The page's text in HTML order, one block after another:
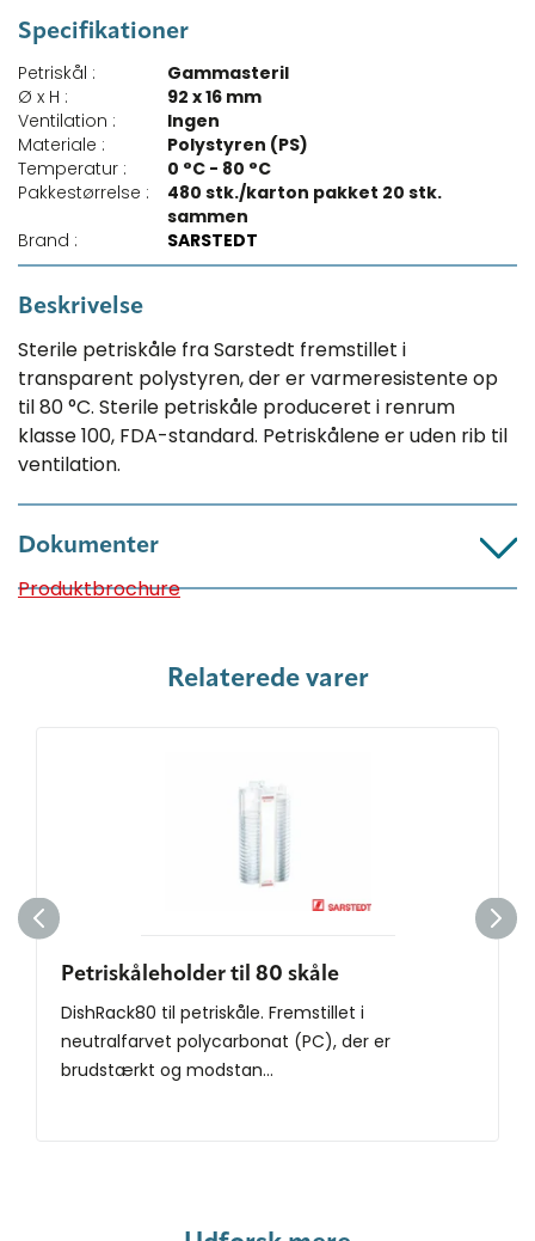
Specifikationer
Petriskål :
Gammasteril
Ø x H :
92 x 16 mm
Ventilation :
Ingen
Materiale :
Polystyren (PS)
Temperatur :
0 °C - 80 °C
Pakkestørrelse :
480 stk./karton pakket 20 stk.
sammen
Brand :
SARSTEDT
Beskrivelse
Sterile petriskåle fra Sarstedt fremstillet i
transparent polystyren, der er varmeresistente op
til 80 °C. Sterile petriskåle produceret i renrum
klasse 100, FDA-standard. Petriskålene er uden rib til
ventilation.
Dokumenter
Produktbrochure
Relaterede varer
Petriskåleholder til 80 skåle
DishRack80 til petriskåle. Fremstillet i
neutralfarvet polycarbonat (PC), der er
brudstærkt og modstan...